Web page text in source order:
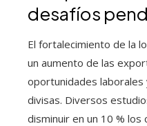
desafíos
El fortalecimiento de la
un aumento de las
oportunidades
divisas. Diversos
disminuir en un 10 %